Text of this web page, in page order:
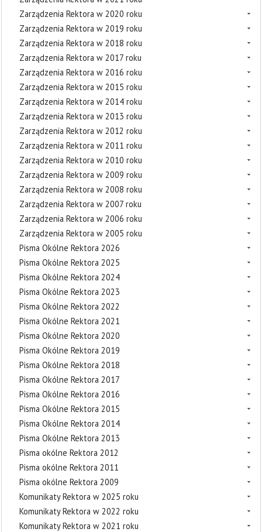
Zarządzenia Rektora w 2020 roku
Zarządzenia Rektora w 2019 roku
Zarządzenia Rektora w 2018 roku
Zarządzenia Rektora w 2017 roku
Zarządzenia Rektora w 2016 roku
Zarządzenia Rektora w 2015 roku
Zarządzenia Rektora w 2014 roku
Zarządzenia Rektora w 2013 roku
Zarządzenia Rektora w 2012 roku
Zarządzenia Rektora w 2011 roku
Zarządzenia Rektora w 2010 roku
Zarządzenia Rektora w 2009 roku
Zarządzenia Rektora w 2008 roku
Zarządzenia Rektora w 2007 roku
Zarządzenia Rektora w 2006 roku
Zarządzenia Rektora w 2005 roku
Pisma Okólne Rektora 2026
Pisma Okólne Rektora 2025
Pisma Okólne Rektora 2024
Pisma Okólne Rektora 2023
Pisma Okólne Rektora 2022
Pisma Okólne Rektora 2021
Pisma Okólne Rektora 2020
Pisma Okólne Rektora 2019
Pisma Okólne Rektora 2018
Pisma Okólne Rektora 2017
Pisma Okólne Rektora 2016
Pisma Okólne Rektora 2015
Pisma Okólne Rektora 2014
Pisma Okólne Rektora 2013
Pisma okólne Rektora 2012
Pisma okólne Rektora 2011
Pisma okólne Rektora 2009
Komunikaty Rektora w 2025 roku
Komunikaty Rektora w 2022 roku
Komunikaty Rektora w 2021 roku